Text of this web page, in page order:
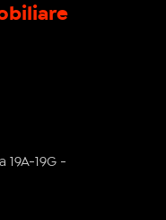
19A-19G -